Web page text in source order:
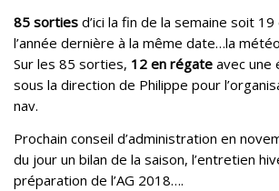
85 sorties d’ici la fin de la semaine soit
l’année dernière à la même date…la
Sur les 85 sorties, 12 en régate avec une
sous la direction de Philippe pour
nav.
Prochain conseil d’administration en
du jour un bilan de la saison, l’entretien
préparation de l’AG 2018….